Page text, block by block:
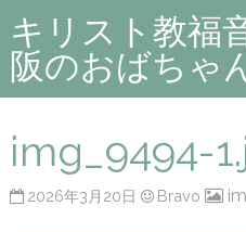
キリスト教福
阪のおばちゃ
img_9494-
2026年3月20日 Bravo